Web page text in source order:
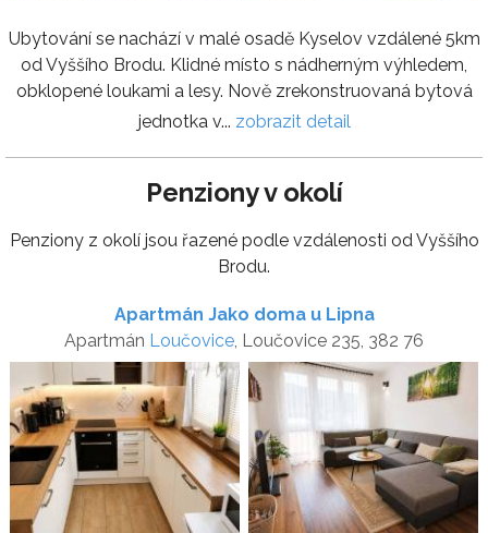
Ubytování se nachází v malé osadě Kyselov vzdálené 5km
od Vyššího Brodu. Klidné místo s nádherným výhledem,
obklopené loukami a lesy. Nově zrekonstruovaná bytová
jednotka v... zobrazit detail
Penziony v okolí
Penziony z okolí jsou řazené podle vzdálenosti od Vyššího
Brodu.
Apartmán Jako doma u Lipna
Apartmán Loučovice, Loučovice 235, 382 76